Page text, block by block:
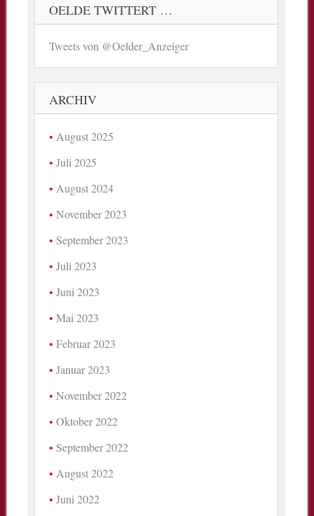
OELDE TWITTERT …
Tweets von @Oelder_Anzeiger
ARCHIV
August 2025
Juli 2025
August 2024
November 2023
September 2023
Juli 2023
Juni 2023
Mai 2023
Februar 2023
Januar 2023
November 2022
Oktober 2022
September 2022
August 2022
Juni 2022